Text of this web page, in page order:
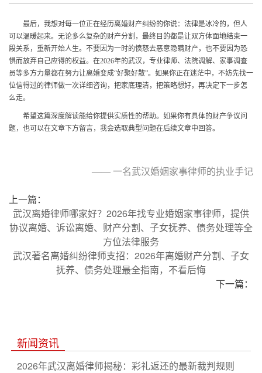
最后，我想对每一位正在经历离婚财产纠纷的你说：法律是冰冷的，但人
可以温暖起来。无论多么复杂的财产分割，最终目的都是让双方体面地结束一
段关系，重新开始人生。不要因为一时的愤怒去恶意隐瞒财产，也不要因为恐
惧而放弃自己应得的权益。在2026年的武汉，专业律师、法院调解、家事调查
员等多方力量都在努力让离婚变成“好聚好散”。如果你正在迷茫中，不妨先找一
位信得过的律师做一次详细咨询，把家底理清，把策略想好，再决定下一步怎
么走。
希望这篇深度解读能给你提供实质性的帮助。如果你有具体的财产争议问
题，也可以在文章下方留言，我会选取典型问题在后续文章中回答。
—— 一名武汉婚姻家事律师的执业手记
上一篇：
武汉离婚律师哪家好？2026年找专业婚姻家事律师，提供
协议离婚、诉讼离婚、财产分割、子女抚养、债务处理等全
方位法律服务
武汉著名离婚纠纷律师支招：2026年离婚财产分割、子女
抚养、债务处理最全指南，不看后悔
下一篇：
新闻资讯
2026年武汉离婚律师揭秘：彩礼返还的最新裁判规则